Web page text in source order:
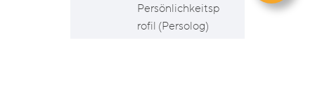
Persönlichkeitsp
rofil (Persolog)